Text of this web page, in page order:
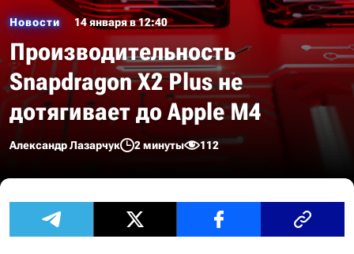
Новости 14 января в 12:40
Производительность
Snapdragon X2 Plus не
дотягивает до Apple M4
Александр Лазарчук 2 минуты 112